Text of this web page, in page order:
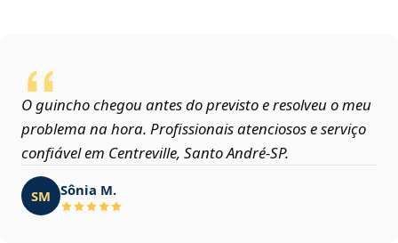
O guincho chegou antes do previsto e resolveu o meu
problema na hora. Profissionais atenciosos e serviço
confiável em Centreville, Santo André‑SP.
SM Sônia M.